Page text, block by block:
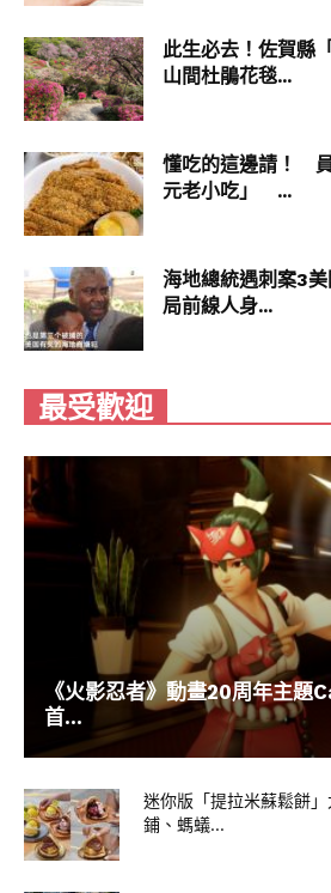
此生必去！佐賀縣
山間杜鵑花毯...
懂吃的這邊請！
元老小吃」 ...
海地總統遇刺案3
局前線人身...
最受歡迎
《火影忍者》動畫20周年主題
首...
迷你版「提拉米蘇鬆餅
鋪、螞蟻...